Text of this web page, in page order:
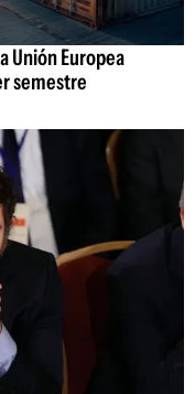
Unión Europea
semestre